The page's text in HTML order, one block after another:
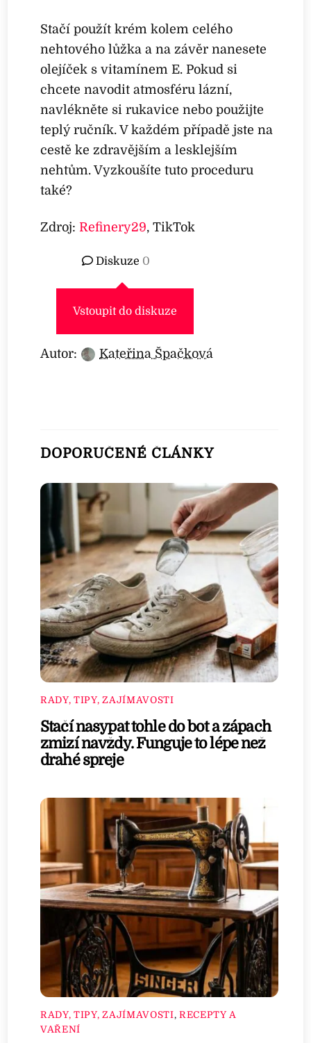
Stačí použít krém kolem celého
nehtového lůžka a na závěr nanesete
olejíček s vitamínem E. Pokud si
chcete navodit atmosféru lázní,
navlékněte si rukavice nebo použijte
teplý ručník. V každém případě jste na
cestě ke zdravějším a lesklejším
nehtům. Vyzkoušíte tuto proceduru
také?
Zdroj:Refinery29, TikTok
Diskuze 0
Vstoupit do diskuze
Autor: Kateřina Špačková
DOPORUČENÉ ČLÁNKY
RADY, TIPY, ZAJÍMAVOSTI
Stačí nasypat tohle do bot a zápach
zmizí navždy. Funguje to lépe než
drahé spreje
RADY, TIPY, ZAJÍMAVOSTI, RECEPTY A
VAŘENÍ